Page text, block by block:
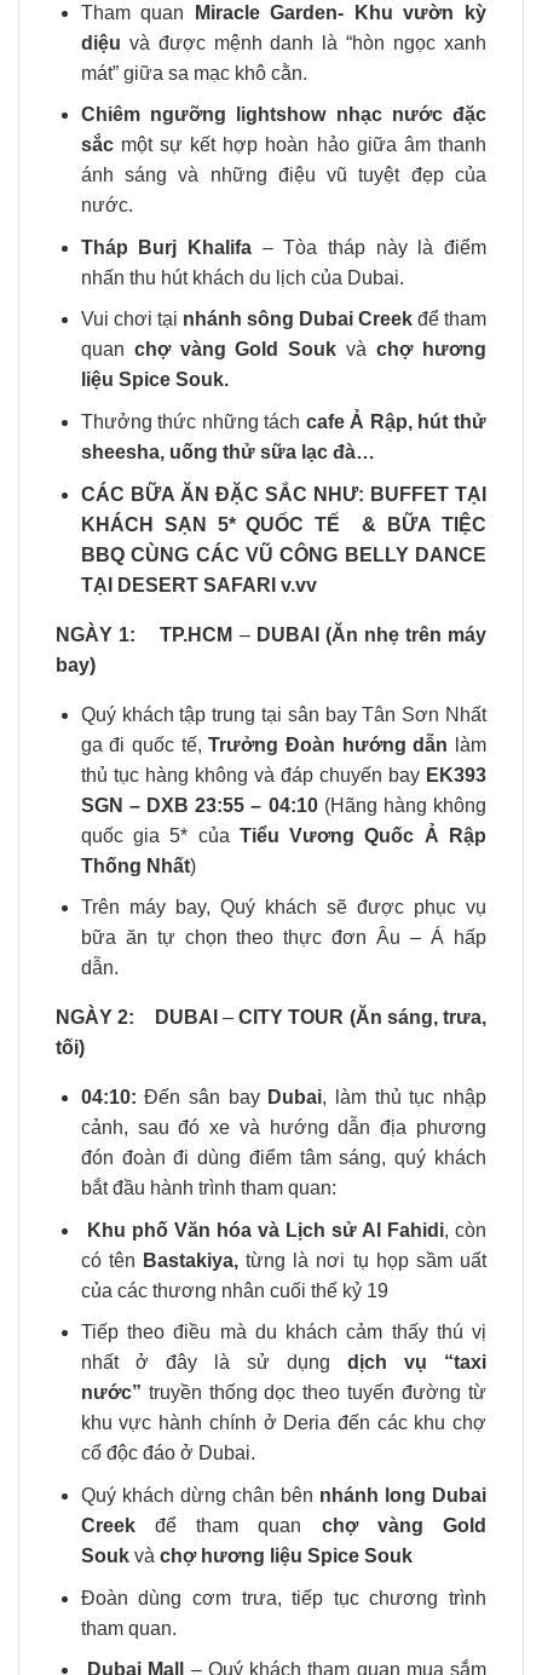
Tham quan
Miracle Garden- Khu vườn kỳ
diệu và được mệnh danh là “hòn ngọc xanh
mát” giữa sa mạc khô cằn.
Chiêm ngưỡng lightshow nhạc nước đặc
sắcmột sự kết hợp hoàn hảo giữa âm thanh
ánh sáng và những điệu vũ tuyệt đẹp của
nước.
Tháp Burj Khalifa – Tòa tháp này là điểm
nhấn thu hút khách du lịch của Dubai.
Vui chơi tại nhánh sông Dubai Creek để tham
quan chợ vàng Gold Soukvàchợ hương
liệu Spice Souk.
Thưởng thức những tách cafe Ả Rập, hút thử
sheesha, uống thử sữa lạc đà…
CÁC BỮA ĂN ĐẶC SẮC NHƯ: BUFFET TẠI
KHÁCH SẠN 5* QUỐC TẾ & BỮA TIỆC
BBQ CÙNG CÁC VŨ CÔNG BELLY DANCE
TẠI DESERT SAFARI v.vv
NGÀY 1: TP.HCM –DUBAI (Ăn nhẹ trên máy
bay)
Quý khách tập trung tại sân bay Tân Sơn Nhất
ga đi quốc tế,Trưởng Đoàn hướng dẫn làm
thủ tục hàng không và đáp chuyến bay EK393
SGN – DXB 23:55 – 04:10 (Hãng hàng không
quốc gia 5* của Tiểu Vương Quốc Ả Rập
Thống Nhất)
Trên máy bay, Quý khách sẽ được phục vụ
bữa ăn tự chọn theo thực đơn Âu – Á hấp
dẫn.
NGÀY 2: DUBAI– CITY TOUR (Ăn sáng, trưa,
tối)
04:10: Đến sân bay Dubai, làm thủ tục nhập
cảnh, sau đó xe và hướng dẫn địa phương
đón đoàn đi dùng điểm tâm sáng, quý khách
bắt đầu hành trình tham quan:
Khu phố Văn hóa và Lịch sử Al Fahidi, còn
có tên Bastakiya, từng là nơi tụ họp sầm uất
của các thương nhân cuối thế kỷ 19
Tiếp theo điều mà du khách cảm thấy thú vị
nhất ở đây là sử dụng dịch vụ “taxi
nước” truyền thống dọc theo tuyến đường từ
khu vực hành chính ở Deria đến các khu chợ
cổ độc đáo ở Dubai.
Quý khách dừng chân bên nhánh long Dubai
Creek để tham quan chợ vàng Gold
Souk và chợ hương liệu Spice Souk
Đoàn dùng cơm trưa, tiếp tục chương trình
tham quan.
Dubai Mall – Quý khách tham quan mua sắm